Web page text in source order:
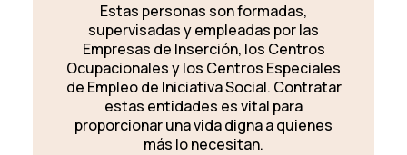
Estas personas son formadas,
supervisadas y empleadas por las
Empresas de Inserción, los Centros
Ocupacionales y los Centros Especiales
de Empleo de Iniciativa Social. Contratar
estas entidades es vital para
proporcionar una vida digna a quienes
más lo necesitan.